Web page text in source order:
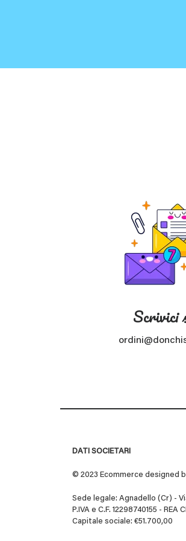
Scrivici
DATI SOCIETARI
© 2023 Ecommerce designed
Sede legale: Agnadello (Cr) -
P.IVA e C.F. 12298740155 - REA
Capitale sociale: €51.700,00